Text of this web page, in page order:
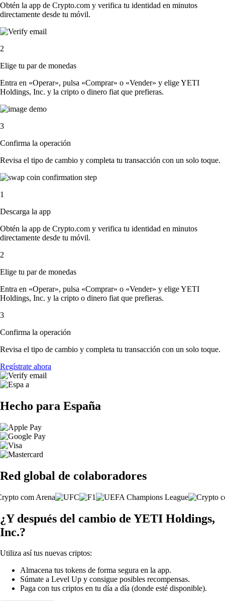
Obtén la app de Crypto.com y verifica tu identidad en minutos
directamente desde tu móvil.
2
Elige tu par de monedas
Entra en «Operar», pulsa «Comprar» o «Vender» y elige YETI
Holdings, Inc. y la cripto o dinero fiat que prefieras.
3
Confirma la operación
Revisa el tipo de cambio y completa tu transacción con un solo toque.
1
Descarga la app
Obtén la app de Crypto.com y verifica tu identidad en minutos
directamente desde tu móvil.
2
Elige tu par de monedas
Entra en «Operar», pulsa «Comprar» o «Vender» y elige YETI
Holdings, Inc. y la cripto o dinero fiat que prefieras.
3
Confirma la operación
Revisa el tipo de cambio y completa tu transacción con un solo toque.
Regístrate ahora
Hecho para España
Red global de colaboradores
¿Y después del cambio de YETI Holdings,
Inc.?
Utiliza así tus nuevas criptos:
Almacena tus tokens de forma segura en la app.
Súmate a Level Up y consigue posibles recompensas.
Paga con tus criptos en tu día a día (donde esté disponible).